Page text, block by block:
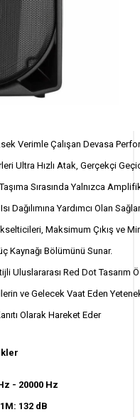
Verimle Çalışan Devasa
Ultra Hızlı Atak, Gerçekçi
Sırasında Yalnızca
Dağılımına Yardımcı Olan
Maksimum Çıkış ve
Kaynağı Bölümünü Sunar.
Uluslararası Red Dot Tasarım
ve Gelecek Vaat Eden
Olarak Hareket Eder
- 20000 Hz
132 dB